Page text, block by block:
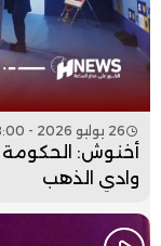
26 يوليو 2026 - 08:00
وادي الذهب